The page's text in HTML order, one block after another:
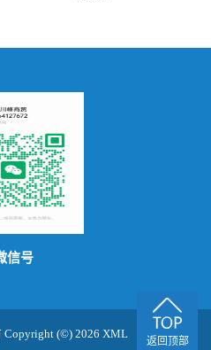
信号
Copyright (©) 2026 XML
技术支持：
返回顶部